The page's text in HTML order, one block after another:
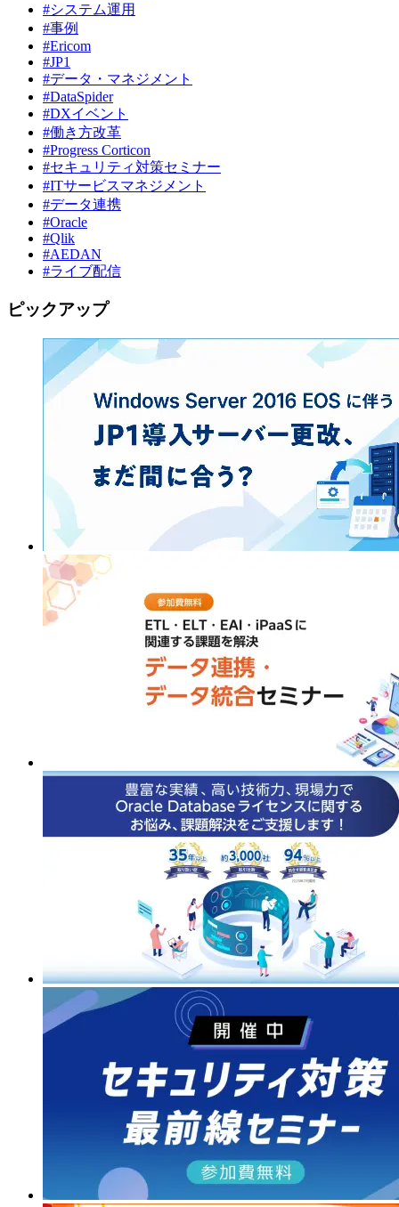
#システム運用
#事例
#Ericom
#JP1
#データ・マネジメント
#DataSpider
#DXイベント
#働き方改革
#Progress Corticon
#セキュリティ対策セミナー
#ITサービスマネジメント
#データ連携
#Oracle
#Qlik
#AEDAN
#ライブ配信
ピックアップ